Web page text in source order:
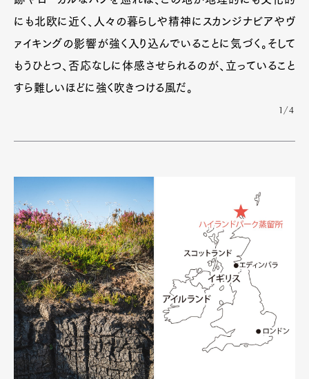
Pen Membership
Magazine
Contact
Pen Meet
にも北欧に近く、人々の暮らしや精神にスカンジナビアやヴ
ァイキングの影響が強く入り込んでいることに気づく。そして
もうひとつ、否応なしに体感させられるのが、立っていること
すら難しいほどに強く吹きつける風だ。
1/4